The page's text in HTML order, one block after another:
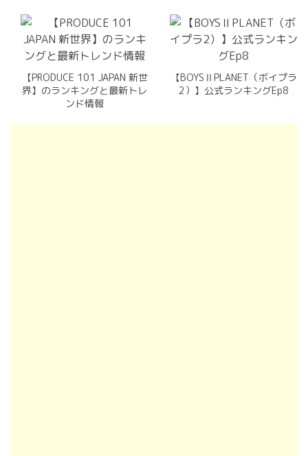
【PRODUCE 101 JAPAN 新世
界】のランキングと最新トレ
ンド情報
【BOYSⅡPLANET（ボイプラ
2）】公式ランキングEp8